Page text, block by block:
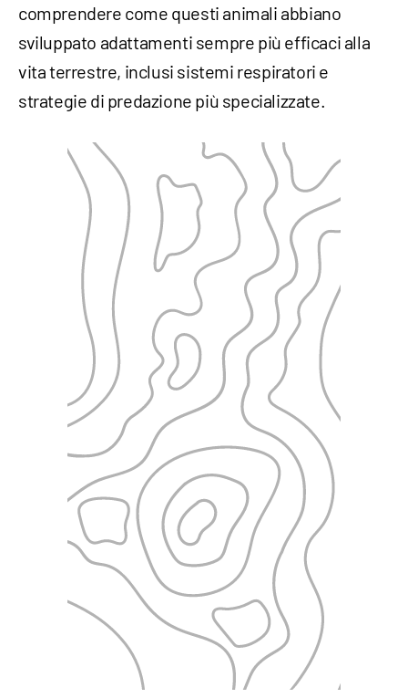
comprendere come questi animali abbiano
sviluppato adattamenti sempre più efficaci alla
vita terrestre, inclusi sistemi respiratori e
strategie di predazione più specializzate.